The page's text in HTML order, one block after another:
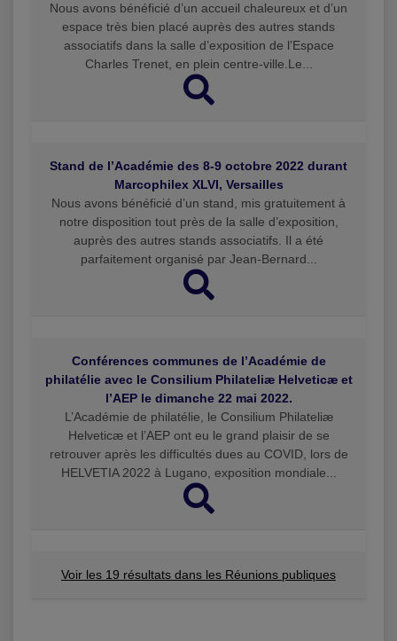
Nous avons bénéficié d’un accueil chaleureux et d’un
espace très bien placé auprès des autres stands
associatifs dans la salle d’exposition de l’Espace
Charles Trenet, en plein centre-ville.Le...
Stand de l’Académie des 8-9 octobre 2022 durant
Marcophilex XLVI, Versailles
Nous avons bénéficié d’un stand, mis gratuitement à
notre disposition tout près de la salle d’exposition,
auprès des autres stands associatifs. Il a été
parfaitement organisé par Jean-Bernard...
Conférences communes de l’Académie de
philatélie avec le Consilium Philateliæ Helveticæ et
l’AEP le dimanche 22 mai 2022.
L’Académie de philatélie, le Consilium Philateliæ
Helveticæ et l’AEP ont eu le grand plaisir de se
retrouver après les difficultés dues au COVID, lors de
HELVETIA 2022 à Lugano, exposition mondiale...
Voir les 19 résultats dans les Réunions publiques